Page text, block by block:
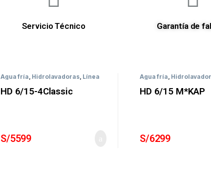
Servicio Técnico Garantía de
Agua fría Hidrolavadoras, Línea
Profesional
HD 6/15-4Classic
S/5599
Agua fría
Profesional
HD 6/15 M*KAP
S/6299